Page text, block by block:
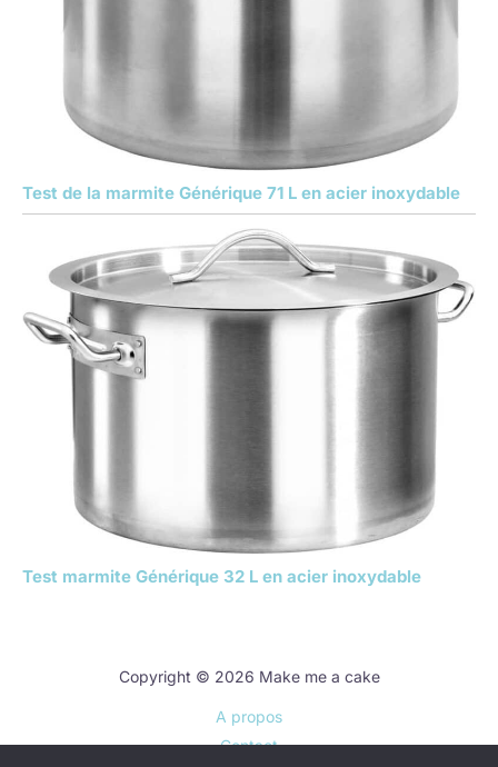
Test de la marmite Générique 71 L en acier inoxydable
Test marmite Générique 32 L en acier inoxydable
Copyright © 2026 Make me a cake
A propos
Contact